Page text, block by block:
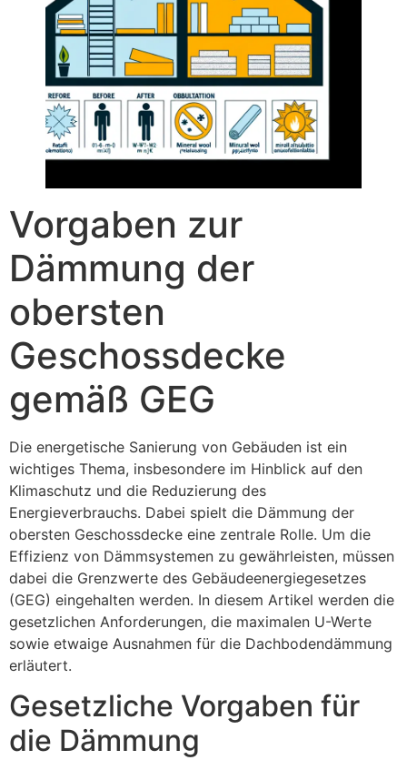
Vorgaben zur
Dämmung der
obersten
Geschossdecke
gemäß GEG
Die energetische Sanierung von Gebäuden ist ein
wichtiges Thema, insbesondere im Hinblick auf den
Klimaschutz und die Reduzierung des
Energieverbrauchs. Dabei spielt die Dämmung der
obersten Geschossdecke eine zentrale Rolle. Um die
Effizienz von Dämmsystemen zu gewährleisten, müssen
dabei die Grenzwerte des Gebäudeenergiegesetzes
(GEG) eingehalten werden. In diesem Artikel werden die
gesetzlichen Anforderungen, die maximalen U-Werte
sowie etwaige Ausnahmen für die Dachbodendämmung
erläutert.
Gesetzliche Vorgaben für
die Dämmung